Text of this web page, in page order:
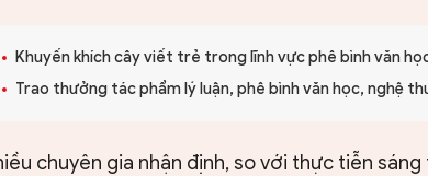
Khuyến khích cây viết trẻ trong lĩnh vực phê bình văn
Trao thưởng tác phẩm lý luận, phê bình văn học, nghệ
chuyên gia nhận định, so với thực tiễn